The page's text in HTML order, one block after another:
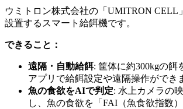
ウミトロン株式会社の「UMITRON CELL
設置するスマート給餌機です。
できること：
遠隔・自動給餌: 筐体に約300kgの餌
アプリで給餌設定や遠隔操作ができ
魚の食欲をAIで判定: 水上カメラの
し、魚の食欲を「FAI（魚食欲指数